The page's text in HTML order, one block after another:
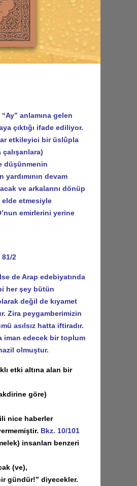
anlamına gelen
çıktığı ifade ediliyor.
etkileyici bir üslûpla
çalışanlara)
düşünmenin
yardımının devam
ve arkalarını dönüp
elde etmesiyle
emirlerini yerine
81/2
de Arap edebiyatında
her şey bütün
değil de kıyamet
Zira peygamberimizin
asılsız hatta iftiradır.
iman edecek bir toplum
olmuştur.
etki altına alan bir
göre)
nice haberler
Bkz. 10/101
insanları benzeri
(ve),
gündür!” diyecekler.